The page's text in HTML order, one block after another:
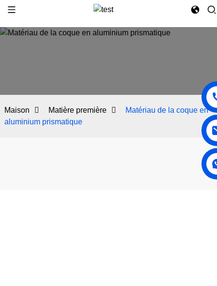
Maison Matière première
Matériau de la coque en
aluminium prismatique